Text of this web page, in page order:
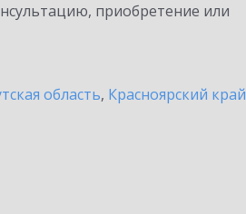
приобретение или
область, Красноярский край